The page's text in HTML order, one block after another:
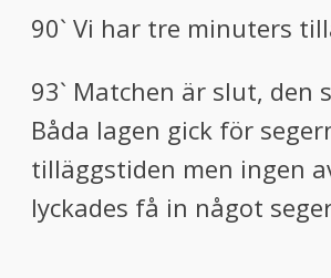
90` Vi har tre minuters
93` Matchen är slut, den
Båda lagen gick för
tilläggstiden men ingen
lyckades få in något